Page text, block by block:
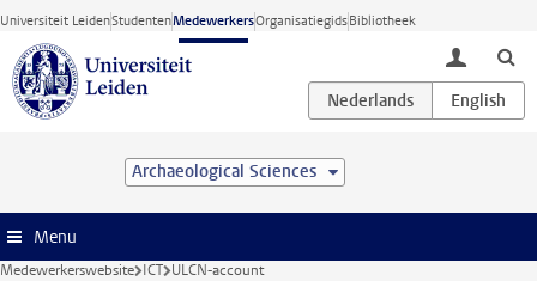
Ga direct naar de inhoud
Universiteit LeidenStudentenMedewerkersOrganisatiegidsBibliotheek
toggle
Archaeological Sciences
Menu
Medewerkerswebsite ICT ULCN-account